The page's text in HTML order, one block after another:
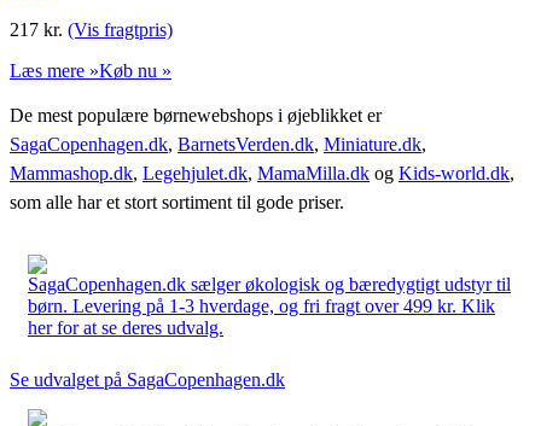
217 kr. (Vis fragtpris)
Læs mere »Køb nu »
De mest populære børnewebshops i øjeblikket er
SagaCopenhagen.dk, BarnetsVerden.dk, Miniature.dk,
Mammashop.dk, Legehjulet.dk, MamaMilla.dk og Kids-world.dk,
som alle har et stort sortiment til gode priser.
SagaCopenhagen.dk sælger økologisk og bæredygtigt udstyr til
børn. Levering på 1-3 hverdage, og fri fragt over 499 kr. Klik
her for at se deres udvalg.
Se udvalget på SagaCopenhagen.dk